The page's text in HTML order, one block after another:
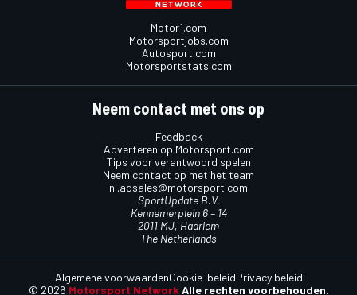
Motor1.com
Motorsportjobs.com
Autosport.com
Motorsportstats.com
Neem contact met ons op
Feedback
Adverteren op Motorsport.com
Tips voor verantwoord spelen
Neem contact op met het team
nl.adsales@motorsport.com
SportUpdate B.V.
Kennemerplein 6 – 14
2011 MJ, Haarlem
The Netherlands
© 2026 Motorsport Network Alle rechten voorbehouden.
Algemene voorwaardenCookie-beleidPrivacy beleid